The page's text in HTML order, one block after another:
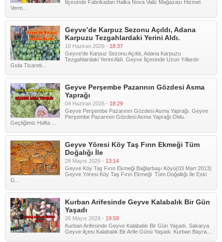
İlçesinde Fabrikadan Halka Nova Valiz Mağazası Hizmet
Verm...
Geyve’de Karpuz Sezonu Açıldı, Adana
Karpuzu Tezgahlardaki Yerini Aldı.
10 Haziran 2026 - 18:37
Geyve’de Karpuz Sezonu Açıldı, Adana Karpuzu
Tezgahlardaki Yerini Aldı. Geyve İlçesinde Uzun Yıllardır
Gıda Ticareti...
Geyve Perşembe Pazarının Gözdesi Asma
Yaprağı
04 Haziran 2026 - 18:29
Geyve Perşembe Pazarının Gözdesi Asma Yaprağı. Geyve
Perşembe Pazarının Gözdesi Asma Yaprağı Oldu.
Geçtiğimiz Hafta ...
Geyve Yöresi Köy Taş Fırın Ekmeği Tüm
Doğalığı İle
28 Mayıs 2026 - 13:14
Geyve Köy Taş Fırın Ekmeği Bağlarbaşı Köyü(03 Mart 2013)
Geyve Yöresi Köy Taş Fırın Ekmeği Tüm Doğallığı İle Eski
G...
Kurban Arifesinde Geyve Kalabalık Bir Gün
Yaşadı
26 Mayıs 2026 - 19:59
Kurban Arifesinde Geyve Kalabalık Bir Gün Yaşadı. Sakarya
Geyve ilçesi Kalabalık Bir Arife Günü Yaşadı. Kurban Bayra...